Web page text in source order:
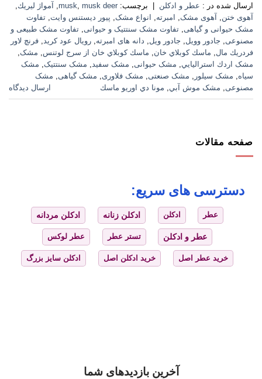
ارسال شده در : عطر و ادکلن برچسب: musk musk deer آمواژ ليريك
آهوی ختن
آهوی مشک امبرته انواع مشک پيور ديستنس وايت تفاوت
مشک حیوانی و گیاهی تفاوت مشک سنتتیک و حیوانی تفاوت مشک طبیعی و
مصنوعی
جادور وویل جادور ویل دانه های امبرته رويال عود كريد
فرنچ لاور
فردريك مال
ماسك كوبلاي خان ماسك كوبلاي خان از سرج لوتنس مشک
مشک اردك استراليايي
مشک حیوانی مشک سفید مشک سنتتیک
مشک
سیاه
مشک سیلور مشک صنعتی مشک فلاوری مشک گیاهی
مشک
مصنوعی
مشک موش آبي مونا دي اوريو ماسك ارسال دیدگاه
صفحه مقالات
دسترسی های سریع:
عطر ادکلن ادکلن زنانه ادکلن مردانه
عطر و ادکلن تستر عطر عطر لوکس
خرید عطر اصل خرید ادکلن اصل ادکلن سایز بزرگ
آخرین بازدیدهای شما